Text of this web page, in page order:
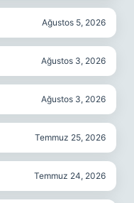
Ağustos 5, 2026
Ağustos 3, 2026
Ağustos 3, 2026
Temmuz 25, 2026
Temmuz 24, 2026